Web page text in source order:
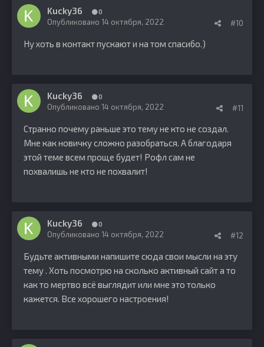
Kucky36 0
#10
Опубликовано 14 октября, 2022
Ну хоть в контакт пускают и на том спасибо.)
Kucky36 0
#11
Опубликовано 14 октября, 2022
Странно почему раньше это тему не кто не создал.
Мне как новичку сложно разобраться. А благодаря
этой теме всем проще будет! Рофл сам не
похвалишь не кто не похвалит!
Kucky36 0
#12
Опубликовано 14 октября, 2022
Будьте активными напишите сюда свои мысли на эту
тему . Хоть посмотрю на сколько активный сайт а то
как то мертво всё выглядит или мне это только
кажется. Все хорошего настроения!